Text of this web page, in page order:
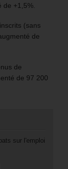
de +1,5%.
(sans
de
de
de 97 200
sur l'emploi